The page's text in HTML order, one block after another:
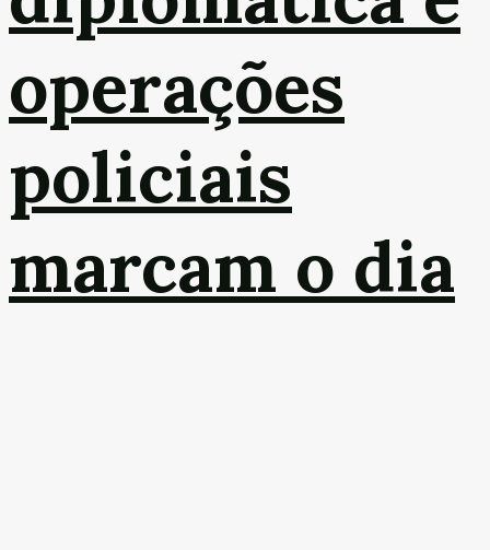
operações
policiais
marcam o dia